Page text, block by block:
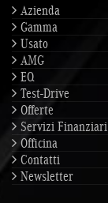
Azienda
Gamma
Usato
AMG
EQ
Test-Drive
Offerte
Servizi Finanziari
Officina
Contatti
Newsletter